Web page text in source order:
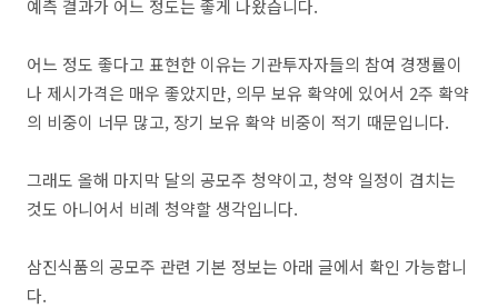
예측 결과가 어느 정도는 좋게 나왔습니다.
어느 정도 좋다고 표현한 이유는 기관투자자들의 참여 경쟁률이
나 제시가격은 매우 좋았지만, 의무 보유 확약에 있어서 2주 확약
의 비중이 너무 많고, 장기 보유 확약 비중이 적기 때문입니다.
그래도 올해 마지막 달의 공모주 청약이고, 청약 일정이 겹치는
것도 아니어서 비례 청약할 생각입니다.
삼진식품의 공모주 관련 기본 정보는 아래 글에서 확인 가능합니
다.